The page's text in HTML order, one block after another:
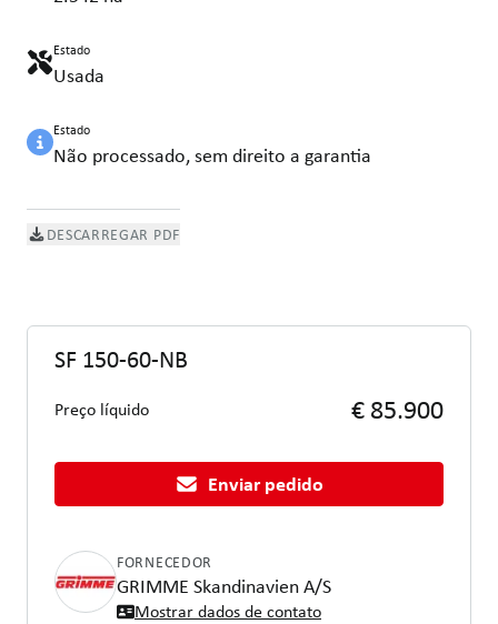
Estado
Usada
Estado
Não processado, sem direito a garantia
DESCARREGAR PDF
SF 150-60-NB
Preço líquido € 85.900
Enviar pedido
FORNECEDOR
GRIMME Skandinavien A/S
Mostrar dados de contato